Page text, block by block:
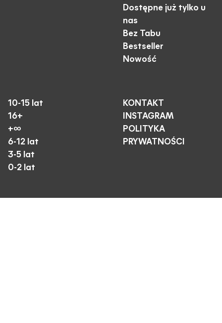
Dostępne już tylko u
nas
Bez Tabu
Bestseller
Nowość
10-15 lat
16+
+∞
6-12 lat
3-5 lat
0-2 lat
KONTAKT
INSTAGRAM
POLITYKA
PRYWATNOŚCI